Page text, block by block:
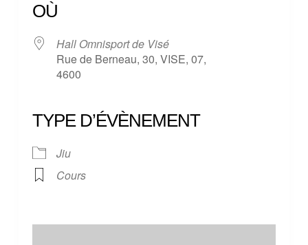
OÙ
Hall Omnisport de Visé
Rue de Berneau, 30, VISE, 07,
4600
TYPE D’ÉVÈNEMENT
Jiu
Cours